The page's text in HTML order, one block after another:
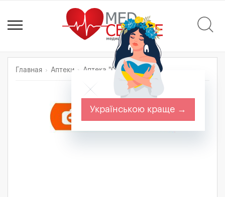
Главная Аптеки Аптека "Ситимед"
Українською краще →